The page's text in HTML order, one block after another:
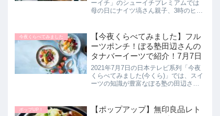
ーイチ」のシューイチプレミアムでは
母の日にナイツ塙さん親子、3時のヒロ
新便利家電を紹介します。>>シューイ
チ記事一覧はこちら母の日...
今夜くらべてみました
【今夜くらべてみました】フル
ーツポンチ！ぼる塾田辺さんの
タナバーイーツで紹介！7月7日
2021年7月7日の日本テレビ系列「今夜
くらべてみました(今くら)」では、スイ
ーツの知識が豊富なぼる塾の田辺さん
ミアム感バツグンの【フルーツポン
ポップUP！
【ポップアップ】無印良品レト